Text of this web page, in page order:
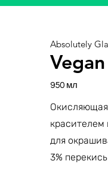
Absolutely
950 мл
для
3%